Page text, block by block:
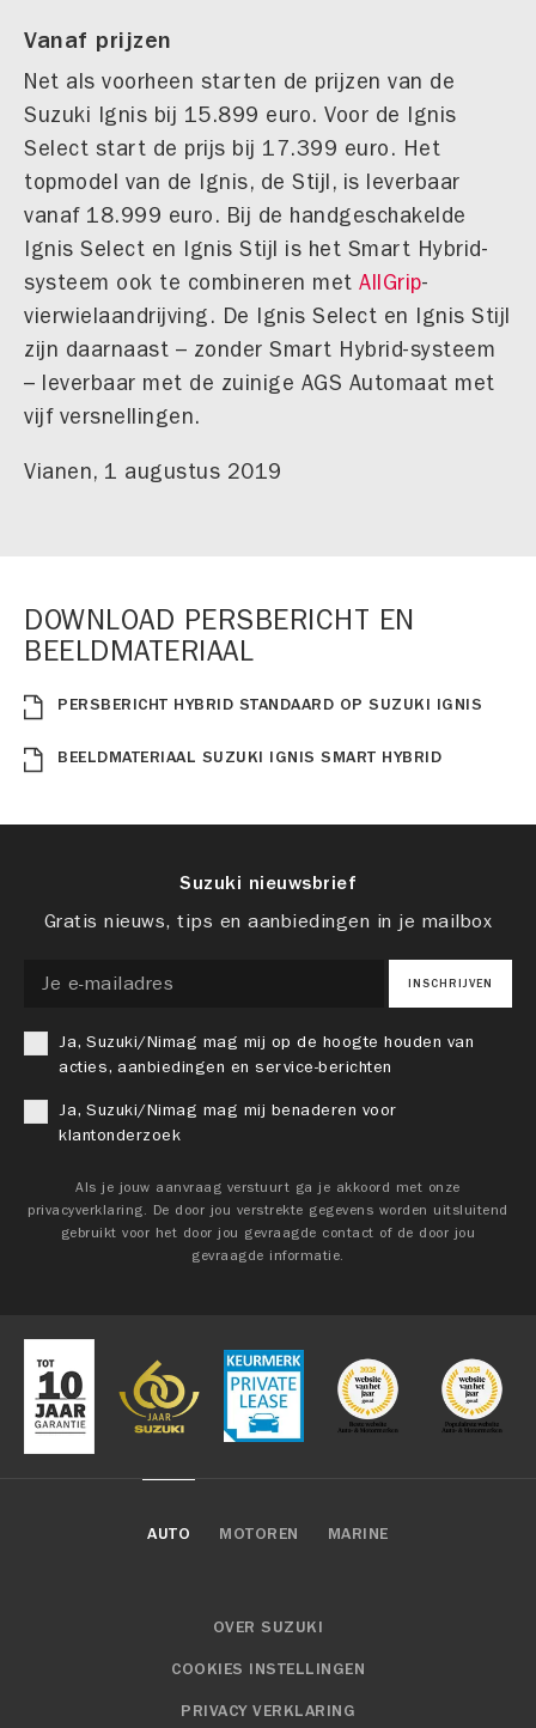
Vanaf prijzen
Net als voorheen starten de prijzen van de
Suzuki Ignis bij 15.899 euro. Voor de Ignis
Select start de prijs bij 17.399 euro. Het
topmodel van de Ignis, de Stijl, is leverbaar
vanaf 18.999 euro. Bij de handgeschakelde
Ignis Select en Ignis Stijl is het Smart Hybrid-
systeem ook te combineren met AllGrip-
vierwielaandrijving. De Ignis Select en Ignis Stijl
zijn daarnaast – zonder Smart Hybrid-systeem
– leverbaar met de zuinige AGS Automaat met
vijf versnellingen.
Vianen, 1 augustus 2019
DOWNLOAD PERSBERICHT EN
BEELDMATERIAAL
PERSBERICHT HYBRID STANDAARD OP SUZUKI IGNIS
BEELDMATERIAAL SUZUKI IGNIS SMART HYBRID
Suzuki nieuwsbrief
Gratis nieuws, tips en aanbiedingen in je mailbox
INSCHRIJVEN
Ja, Suzuki/Nimag mag mij op de hoogte houden van
acties, aanbiedingen en service-berichten
Ja, Suzuki/Nimag mag mij benaderen voor
klantonderzoek
Als je jouw aanvraag verstuurt ga je akkoord met onze
privacyverklaring. De door jou verstrekte gegevens worden uitsluitend
gebruikt voor het door jou gevraagde contact of de door jou
gevraagde informatie.
AUTO MOTOREN MARINE
OVER SUZUKI
COOKIES INSTELLINGEN
PRIVACY VERKLARING